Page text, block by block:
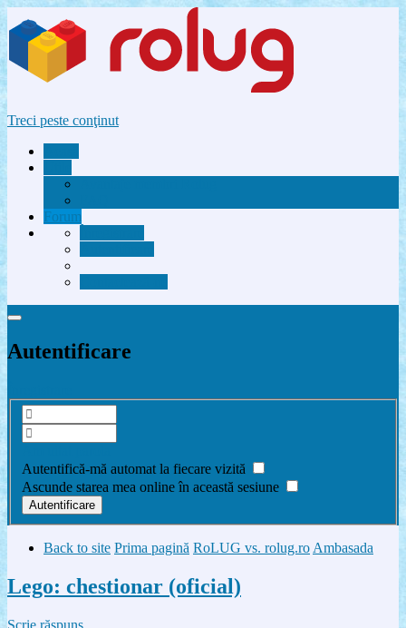
Treci peste conţinut
Forum
Autentificare
Autentifică-mă automat la fiecare vizită
Ascunde starea mea online în această sesiune
Back to site Prima pagină RoLUG vs. rolug.roAmbasada
Lego: chestionar (oficial)